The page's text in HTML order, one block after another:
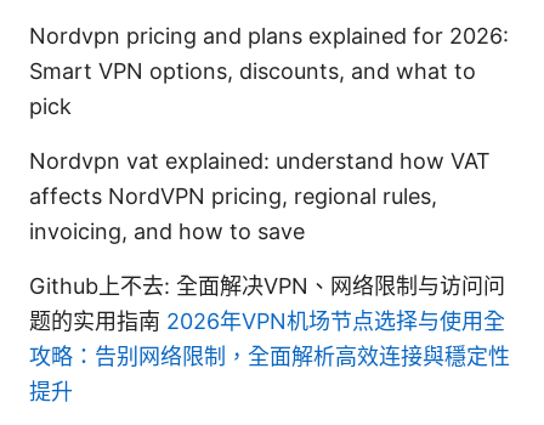
Nordvpn pricing and plans explained for 2026:
Smart VPN options, discounts, and what to
pick
Nordvpn vat explained: understand how VAT
affects NordVPN pricing, regional rules,
invoicing, and how to save
Github上不去: 全面解决VPN、网络限制与访问问
题的实用指南 2026年VPN机场节点选择与使用全
攻略：告别网络限制，全面解析高效连接與穩定性
提升